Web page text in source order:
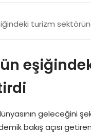
turizm
geleceğini
bakış açısı